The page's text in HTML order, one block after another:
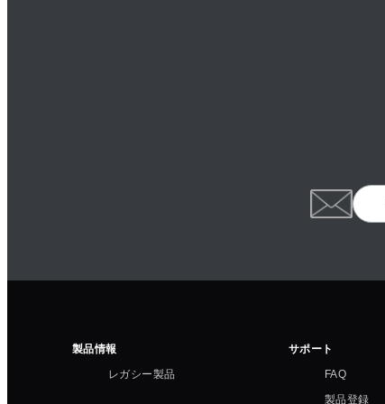
製品情報
レガシー製品
サポート
FAQ
製品登録